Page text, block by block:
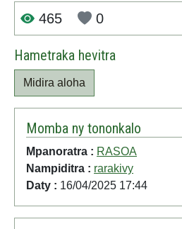
465 0
Hametraka hevitra
Midira aloha
Momba ny tononkalo
Mpanoratra : RASOA
Nampiditra : rarakivy
Daty : 16/04/2025 17:44